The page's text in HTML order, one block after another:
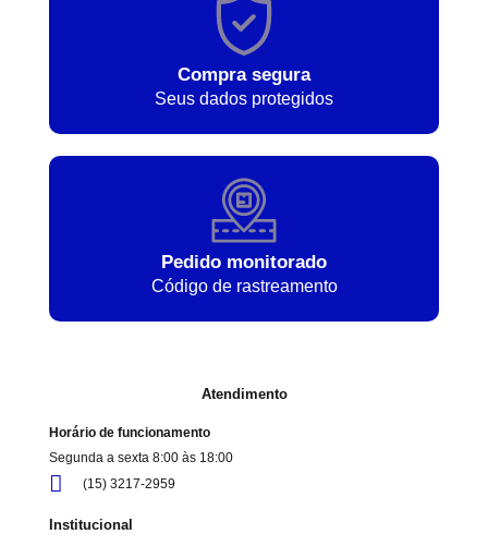
Compra segura
Seus dados protegidos
Pedido monitorado
Código de rastreamento
Atendimento
Horário de funcionamento
Segunda a sexta 8:00 às 18:00
(15) 3217-2959
Institucional